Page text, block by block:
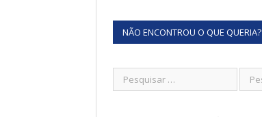
NÃO ENCONTROU O QUE QUERIA?